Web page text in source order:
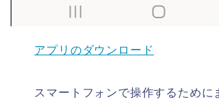
アプリのダウンロード
スマートフォンで操作するために